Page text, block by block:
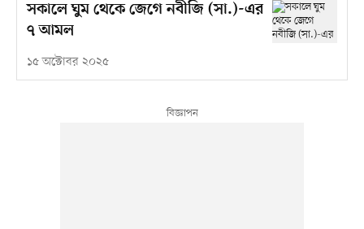
সকালে ঘুম থেকে জেগে নবীজি (সা.)-এর
৭ আমল
১৫ অক্টোবর ২০২৫